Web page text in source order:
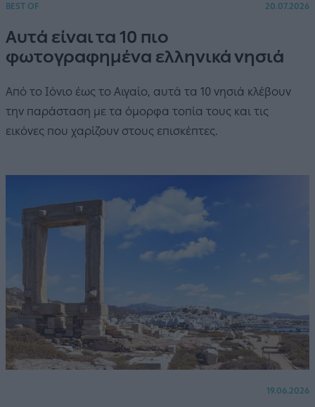
BEST OF 20.07.2026
Αυτά είναι τα 10 πιο
φωτογραφημένα ελληνικά νησιά
Από το Ιόνιο έως το Αιγαίο, αυτά τα 10 νησιά κλέβουν
την παράσταση με τα όμορφα τοπία τους και τις
εικόνες που χαρίζουν στους επισκέπτες.
19.06.2026